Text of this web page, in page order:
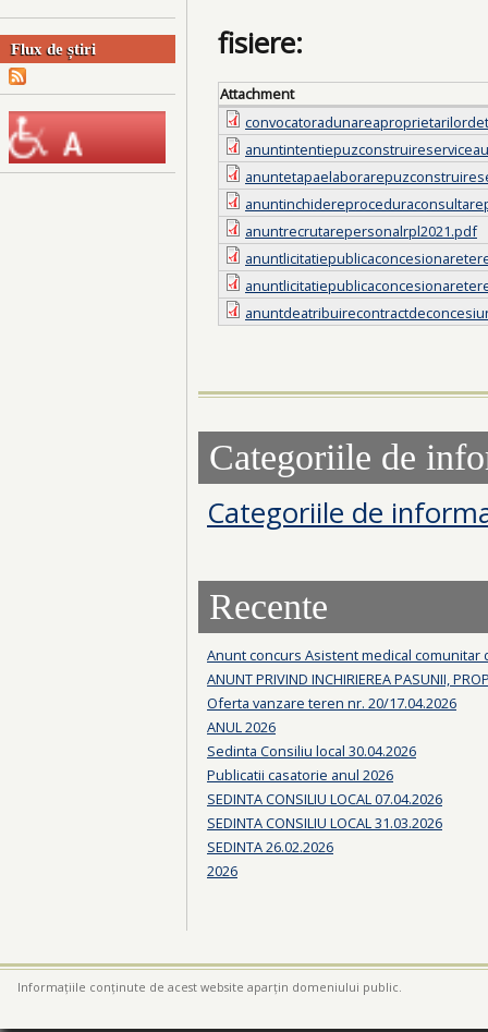
Flux de știri
fisiere:
Attachment
anuntrecrutarepersonalrpl2021.pdf
Categoriile de
Categoriile de
Recente
Anunt concurs Asistent medical comunitar
ANUNT PRIVIND INCHIRIEREA PASUNII,
Oferta vanzare teren nr. 20/17.04.2026
ANUL 2026
Sedinta Consiliu local 30.04.2026
Publicatii casatorie anul 2026
SEDINTA CONSILIU LOCAL 07.04.2026
SEDINTA CONSILIU LOCAL 31.03.2026
SEDINTA 26.02.2026
2026
Informațiile conținute de acest website aparțin domeniului public.